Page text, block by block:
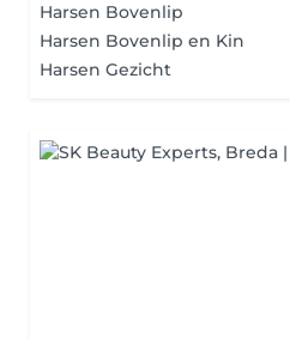
Harsen Bovenlip
Harsen Bovenlip en Kin
Harsen Gezicht